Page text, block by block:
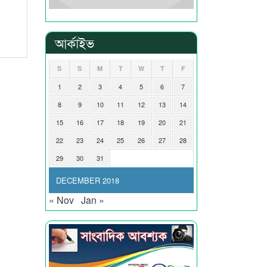
আর্কাইভ
DECEMBER 2018
S S M T W T F
1 2 3 4 5 6
7
8
9 10 11 12 13
14
15
16 17 18 19 20
21
22
23 24 25 26 27
28
29
30 31
« Nov Jan »